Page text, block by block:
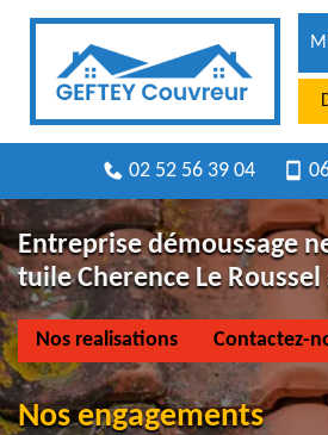
02 52 56 39 04
Entreprise démoussage
tuile Cherence Le Roussel
Nos realisations Contactez-
Nos engagements